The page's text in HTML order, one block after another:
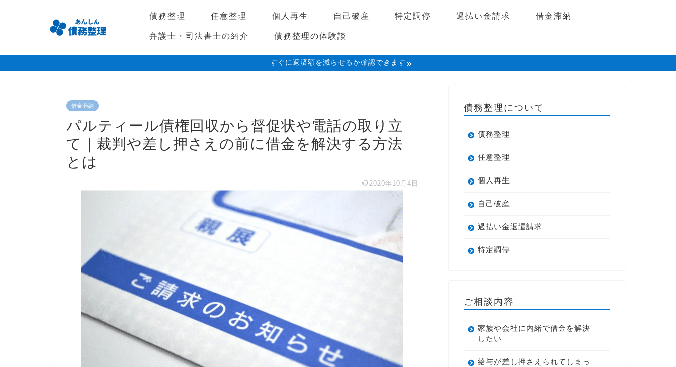
債務整理 任意整理 個人再生 自己破産 特定調停 過払い金請求
借金滞納
弁護士・司法書士の紹介
債務整理の体験談
すぐに返済額を減らせるか確認できます
借金滞納
パルティール債権回収から督促状や電話の取り立
て｜裁判や差し押さえの前に借金を解決する方法
とは
2020年10月4日
債務整理について
債務整理
任意整理
個人再生
自己破産
過払い金返還請求
特定調停
ご相談内容
家族や会社に内緒で借金を解決
したい
給与が差し押さえられてしまっ